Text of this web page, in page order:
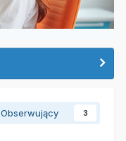
Obserwujący 3